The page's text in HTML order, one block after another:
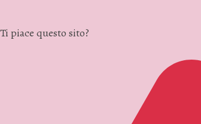
Ti piace questo sito?